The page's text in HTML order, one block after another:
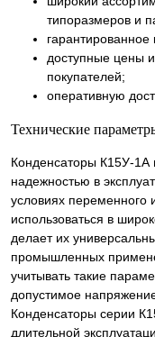
типоразмеров и
гарантированное
доступные цены
покупателей;
оперативную
Технические
Конденсаторы К15У-1А
надежностью в
условиях переменного
использоваться в
делает их
промышленных
учитывать такие
допустимое
Конденсаторы серии
длительной